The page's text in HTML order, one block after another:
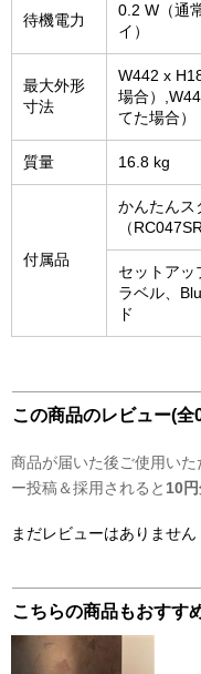
待機電力
0.2 W（通
イ）
最大外形
寸法
W442 x
場合）
てた場合）
質量 16.8 kg
付属品
かんたんス
（
セットアッ
ラベル、
ド
この商品のレビュー(全
商品が届いた後ご使用いた
ー投稿＆採用されると 10
まだレビューはありません
こちらの商品もおすす